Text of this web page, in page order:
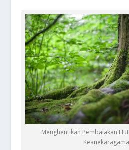
Menghentikan Pembalakan